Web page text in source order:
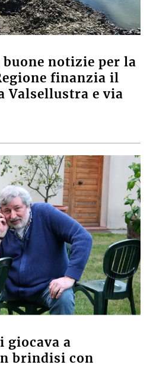
notizie per la
finanzia il
e via
giocava a
brindisi con